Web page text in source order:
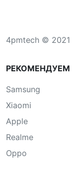
4pmtech © 2021
РЕКОМЕНДУЕМ
Samsung
Xiaomi
Apple
Realme
Oppo